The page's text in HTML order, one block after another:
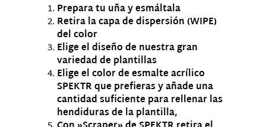
Prepara tu uña y esmáltala
Retira la capa de dispersión (WIPE)
del color
Elige el diseño de nuestra gran
variedad de plantillas
Elige el color de esmalte acrílico
SPEKTR que prefieras y añade una
cantidad suficiente para rellenar las
hendiduras de la plantilla,